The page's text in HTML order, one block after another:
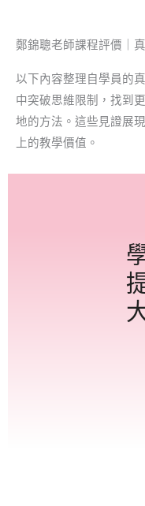
鄭錦聰老師課程評價｜
以下內容整理自學員的
中突破思維限制，找到
地的方法。這些見證展
上的教學價值。